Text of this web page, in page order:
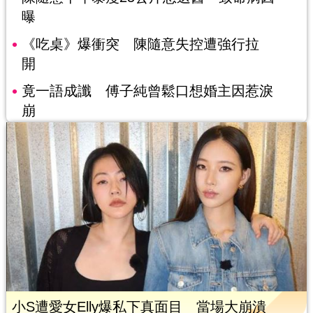
曝
《吃桌》爆衝突 陳隨意失控遭強行拉
開
竟一語成讖 傅子純曾鬆口想婚主因惹淚
崩
小S遭愛女Elly爆私下真面目 當場大崩潰